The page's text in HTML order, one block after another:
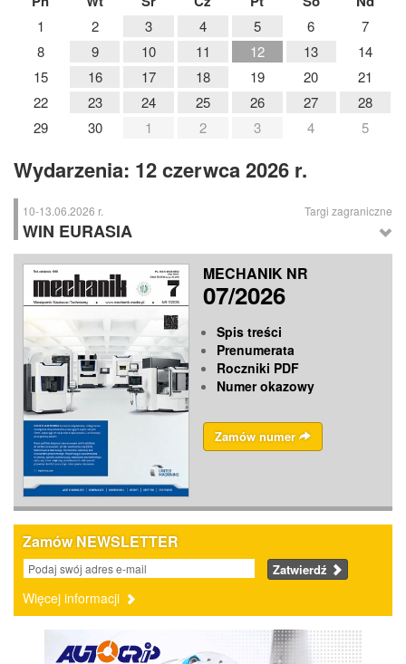
1 2 3 4 5 6
7
8
9 10 11 12 13
14
15
16 17 18 19 20
21
22
23 24 25 26 27
28
29
30 1 2 3 4 5
Wydarzenia: 12 czerwca 2026 r.
10-13.06.2026 r. Targi zagraniczne
WIN EURASIA
WIN EURASIA– Międzynarodowe Targi Automatyki i Technologii
Maszynowych, Istambuł (Turcja)
MECHANIK NR
07/2026
Spis treści
Prenumerata
Roczniki PDF
Numer okazowy
Zamów numer
Zamów NEWSLETTER
Zatwierdź
Więcej informacji